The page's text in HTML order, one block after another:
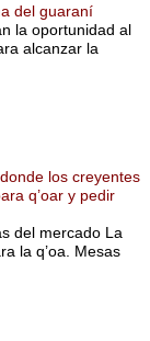
del guaraní
la oportunidad al
alcanzar la
los creyentes
q’oar y pedir
del mercado La
la q’oa. Mesas